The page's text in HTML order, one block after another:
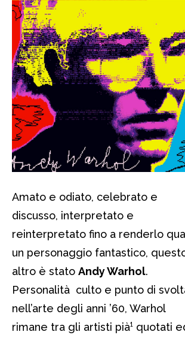
Amato e odiato, celebrato e
discusso, interpretato e
reinterpretato fino a renderlo
un personaggio fantastico,
altro è stato Andy Warhol.
Personalità culto e punto di
nell’arte degli anni ’60, Warhol
rimane tra gli artisti pià¹ quotati